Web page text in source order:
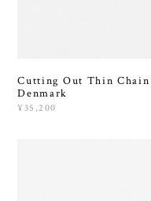
Cutting Out Thin
Denmark
¥35,200